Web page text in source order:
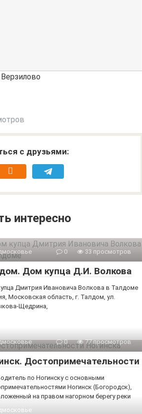
с друзьями:
интересно
0 33 просмотров
Дом купца Д.И. Волкова
Дмитрия Ивановича Волкова в Талдоме
Московская область, г. Талдом, ул.
Щедрина,
0 77 просмотров
Достопримечательности
по Ногинску с основными
Ногинск (Богородск),
на правом нагорном берегу реки